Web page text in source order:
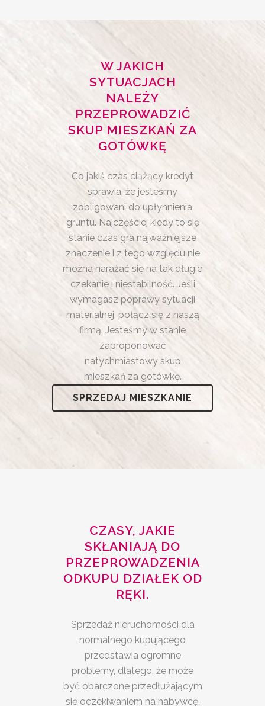
W JAKICH
SYTUACJACH
NALEŻY
PRZEPROWADZIĆ
SKUP MIESZKAŃ ZA
GOTÓWKĘ
Co jakiś czas ciążący kredyt
sprawia, że jesteśmy
zobligowani do upłynnienia
gruntu. Najczęściej kiedy to się
stanie czas gra najważniejsze
znaczenie i z tego względu nie
można narażać się na tak długie
czekanie i niestabilność. Jeśli
wymagasz poprawy sytuacji
materialnej, połącz się z naszą
firmą. Jesteśmy w stanie
zaproponować
natychmiastowy skup
mieszkań za gotówkę.
SPRZEDAJ MIESZKANIE
CZASY, JAKIE
SKŁANIAJĄ DO
PRZEPROWADZENIA
ODKUPU DZIAŁEK OD
RĘKI.
Sprzedaż nieruchomości dla
normalnego kupującego
przedstawia ogromne
problemy, dlatego, że może
być obarczone przedłużającym
się oczekiwaniem na nabywcę.